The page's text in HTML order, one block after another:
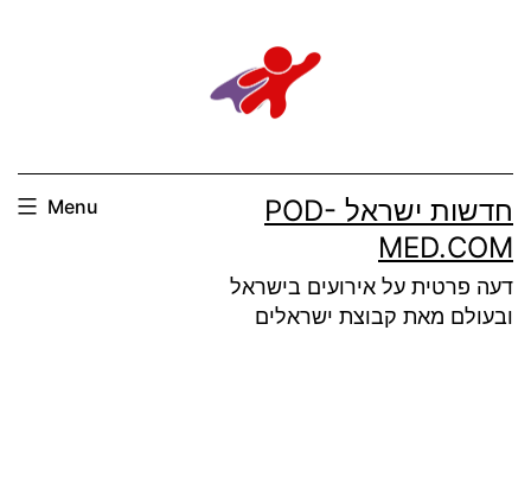
חדשות ישראל POD-
MED.COM
דעה פרטית על אירועים בישראל
ובעולם מאת קבוצת ישראלים
Menu